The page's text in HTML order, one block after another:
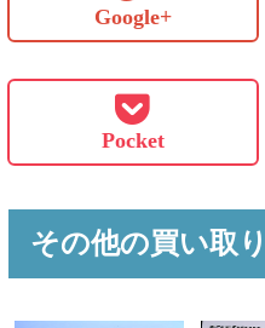
Google+
Pocket
その他の買い取